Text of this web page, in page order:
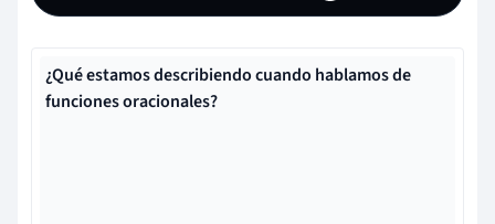
¿Qué estamos describiendo cuando hablamos de
funciones oracionales?